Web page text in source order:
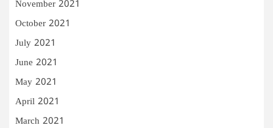
November 2021
October 2021
July 2021
June 2021
May 2021
April 2021
March 2021